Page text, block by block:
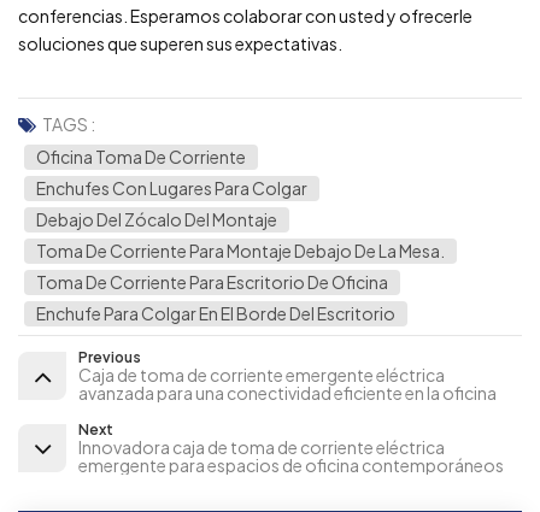
conferencias. Esperamos colaborar con usted y ofrecerle
soluciones que superen sus expectativas.
TAGS :
Oficina Toma De Corriente
Enchufes Con Lugares Para Colgar
Debajo Del Zócalo Del Montaje
Toma De Corriente Para Montaje Debajo De La Mesa.
Toma De Corriente Para Escritorio De Oficina
Enchufe Para Colgar En El Borde Del Escritorio
Previous
Caja de toma de corriente emergente eléctrica
avanzada para una conectividad eficiente en la oficina
Next
Innovadora caja de toma de corriente eléctrica
emergente para espacios de oficina contemporáneos